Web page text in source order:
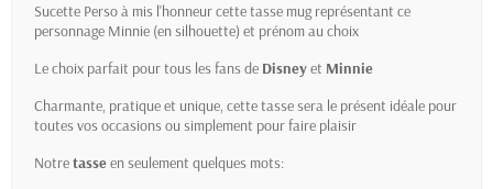
Sucette Perso à mis l'honneur cette tasse mug représentant ce
personnage Minnie (en silhouette) et prénom au choix
Le choix parfait pour tous les fans de Disneyet Minnie
Charmante, pratique et unique, cette tasse sera le présent idéale pour
toutes vos occasions ou simplement pour faire plaisir
Notretasseen seulement quelques mots: